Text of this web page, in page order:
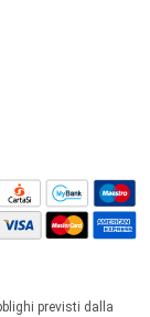
previsti dalla